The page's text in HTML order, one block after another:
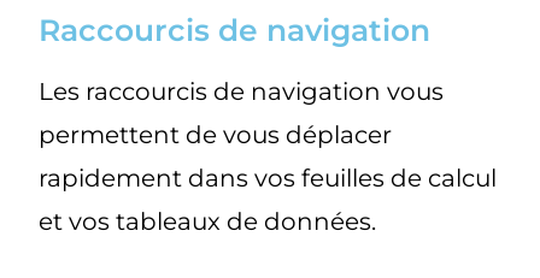
Raccourcis de navigation
Les raccourcis de navigation vous
permettent de vous déplacer
rapidement dans vos feuilles de calcul
et vos tableaux de données.